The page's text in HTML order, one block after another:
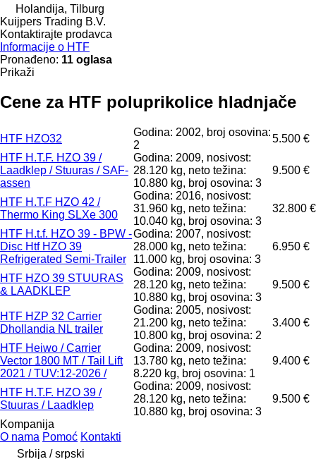
Holandija, Tilburg
Kuijpers Trading B.V.
Kontaktirajte prodavca
Informacije o HTF
Pronađeno: 11 oglasa
Prikaži
Cene za HTF poluprikolice hladnjače
HTF HZO32
Godina: 2002, broj osovina:
2
5.500 €
HTF H.T.F. HZO 39 /
Laadklep / Stuuras / SAF-
assen
Godina: 2009, nosivost:
28.120 kg, neto težina:
10.880 kg, broj osovina: 3
9.500 €
HTF H.T.F HZO 42 /
Thermo King SLXe 300
Godina: 2016, nosivost:
31.960 kg, neto težina:
10.040 kg, broj osovina: 3
32.800 €
HTF H.t.f. HZO 39 - BPW -
Disc Htf HZO 39
Refrigerated Semi-Trailer
Godina: 2007, nosivost:
28.000 kg, neto težina:
11.000 kg, broj osovina: 3
6.950 €
HTF HZO 39 STUURAS
& LAADKLEP
Godina: 2009, nosivost:
28.120 kg, neto težina:
10.880 kg, broj osovina: 3
9.500 €
HTF HZP 32 Carrier
Dhollandia NL trailer
Godina: 2005, nosivost:
21.200 kg, neto težina:
10.800 kg, broj osovina: 2
3.400 €
HTF Heiwo / Carrier
Vector 1800 MT / Tail Lift
2021 / TUV:12-2026 /
Godina: 2009, nosivost:
13.780 kg, neto težina:
8.220 kg, broj osovina: 1
9.400 €
HTF H.T.F. HZO 39 /
Stuuras / Laadklep
Godina: 2009, nosivost:
28.120 kg, neto težina:
10.880 kg, broj osovina: 3
9.500 €
Kompanija
O nama Pomoć Kontakti
Srbija / srpski